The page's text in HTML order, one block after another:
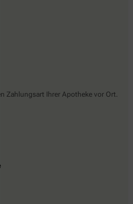
Zahlungsart Ihrer Apotheke vor Ort.